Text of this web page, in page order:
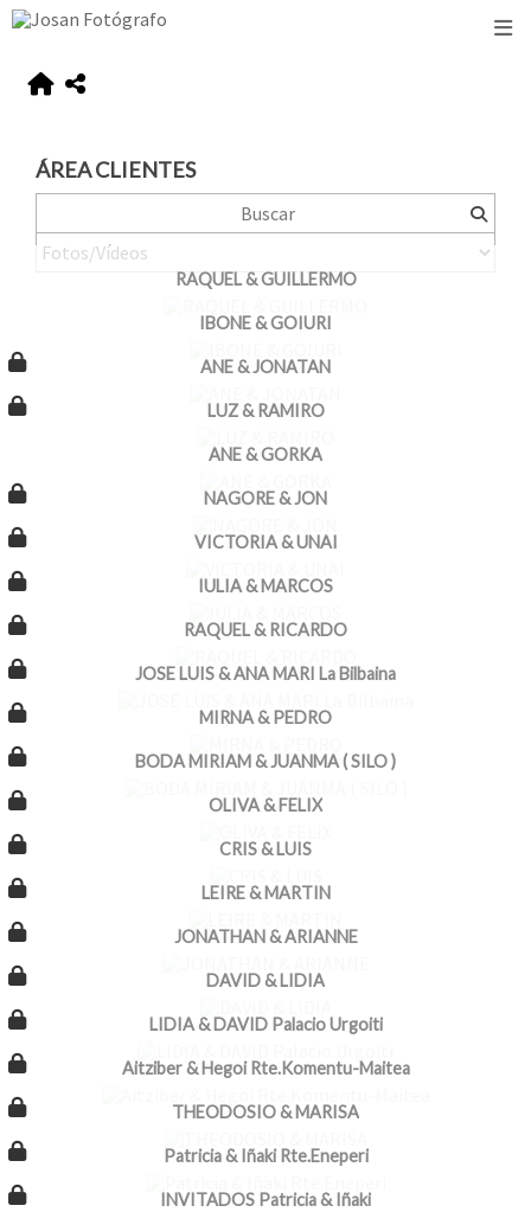
ÁREA CLIENTES
RAQUEL & GUILLERMO
IBONE & GOIURI
ANE & JONATAN
LUZ & RAMIRO
ANE & GORKA
NAGORE & JON
VICTORIA & UNAI
IULIA & MARCOS
RAQUEL & RICARDO
JOSE LUIS & ANA MARI La Bilbaina
MIRNA & PEDRO
BODA MIRIAM & JUANMA ( SILO )
OLIVA & FELIX
CRIS & LUIS
LEIRE & MARTIN
JONATHAN & ARIANNE
DAVID & LIDIA
LIDIA & DAVID Palacio Urgoiti
Aitziber & Hegoi Rte.Komentu-Maitea
THEODOSIO & MARISA
Patricia & Iñaki Rte.Eneperi
INVITADOS Patricia & Iñaki